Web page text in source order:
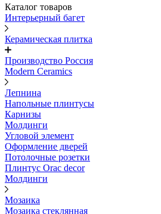
Каталог товаров
Интерьерный багет
Керамическая плитка
Производство Россия
Modern Ceramics
Лепнина
Напольные плинтусы
Карнизы
Молдинги
Угловой элемент
Оформление дверей
Потолочные розетки
Плинтус Orac decor
Молдинги
Мозаика
Мозаика стеклянная